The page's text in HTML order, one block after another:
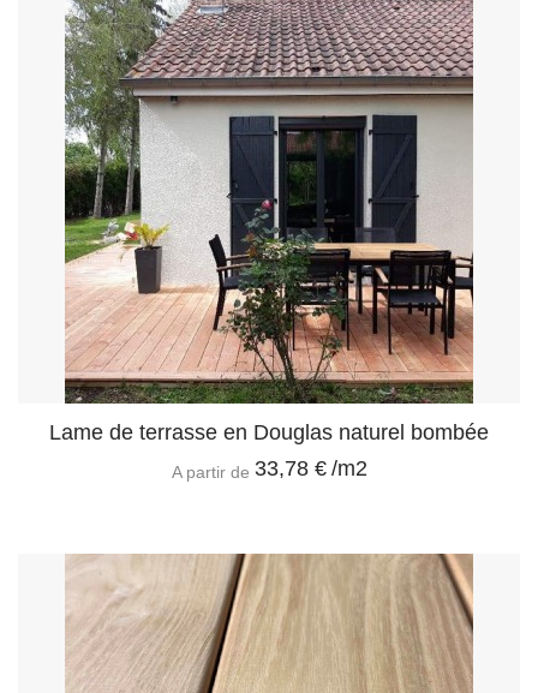
Lame de terrasse en Douglas naturel bombée
A partir de 33,78 € /m2